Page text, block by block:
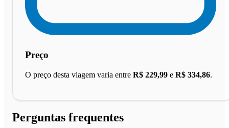
Preço
O preço desta viagem varia entre R$ 229,99 e R$ 334,86.
Perguntas frequentes